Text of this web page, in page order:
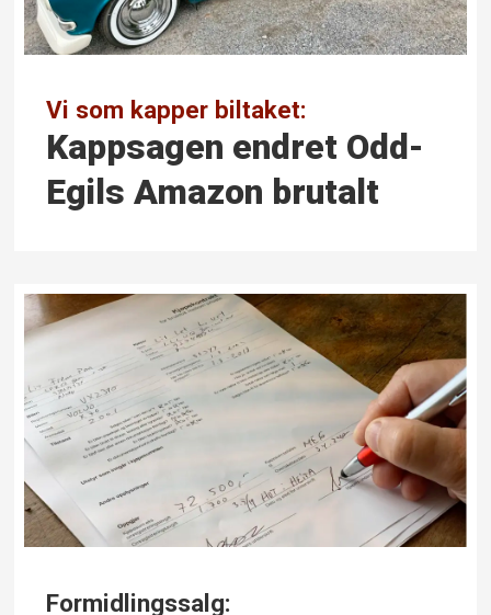
Vi som kapper biltaket:
Kappsagen endret Odd-
Egils Amazon brutalt
Formidlingssalg: